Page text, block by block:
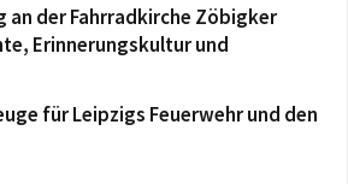
an der Fahrradkirche Zöbigker
Erinnerungskultur und
für Leipzigs Feuerwehr und den